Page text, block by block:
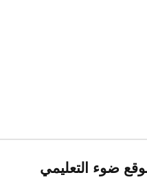
ضوء التعليمي